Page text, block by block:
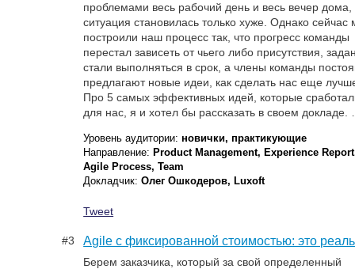
проблемами весь рабочий день и весь вечер дома,
ситуация становилась только хуже. Однако сейчас
построили наш процесс так, что прогресс команды
перестал зависеть от чьего либо присутствия,
стали выполняться в срок, а члены команды
предлагают новые идеи, как сделать нас еще
Про 5 самых эффективных идей, которые
для нас, я и хотел бы рассказать в своем докладе.
Уровень аудитории:новички, практикующие
Направление: Product Management, Experience
Agile Process, Team
Докладчик:Олег Ошкодеров, Luxoft
Tweet
#3 Agile с фиксированной стоимостью: это
Берем заказчика, который за свой определенный